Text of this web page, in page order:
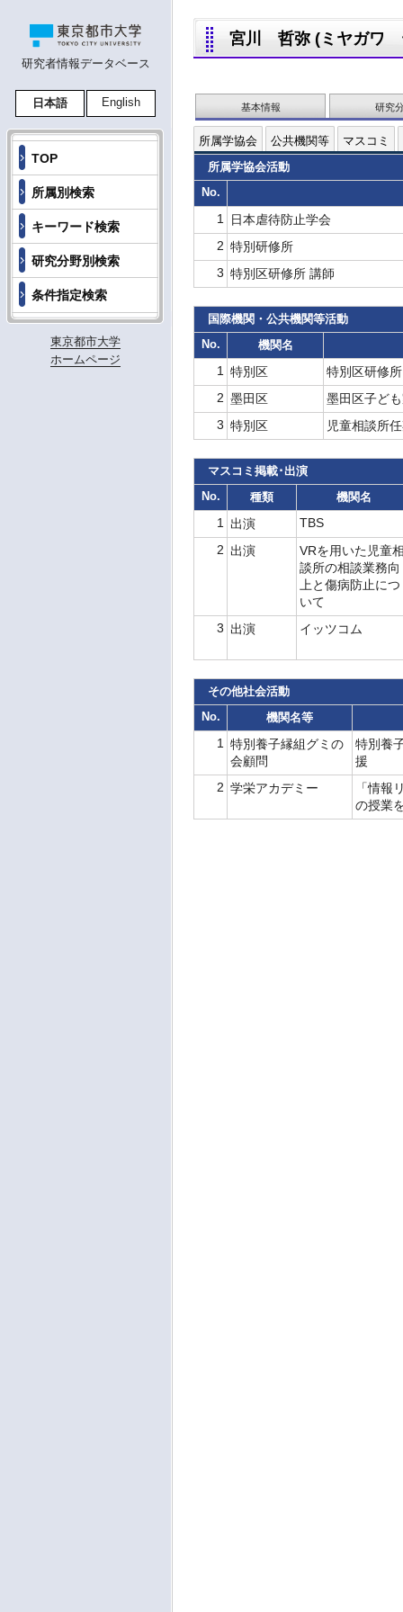
研究者情報データベース
日本語 English
TOP
所属別検索
キーワード検索
研究分野別検索
条件指定検索
東京都市大学
ホームページ
宮川 哲弥 (ミヤガワ
基本情報 研究
所属学協会 公共機関等
マスコミ
所属学協会活動
No.
1
日本虐待防止学会
2 特別研修所
3 特別区研修所 講師
国際機関・公共機関等活動
No.
機関名
1 特別区
特別区研修
2 墨田区
墨田区子ど
3 特別区 児童相談所
マスコミ掲載･出演
No.
種類 機関名
1 出演
TBS
2 出演
VRを用いた児童
談所の相談業務向
上と傷病防止につ
いて
3 出演 イッツコム
その他社会活動
No.
機関名等
1
特別養子縁組グミの
会顧問
特別養
援
2 学栄アカデミー
「情報
の授業